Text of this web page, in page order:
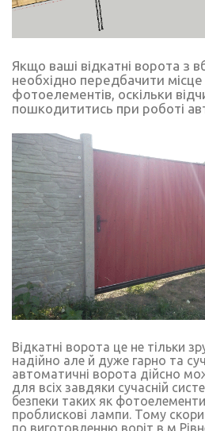
Якщо ваші відкатні ворота з
необхідно передбачити
фотоелементів, оскільки
пошкодититись при роботі
Відкатні ворота це не тільки
надійно але й дуже гарно та
автоматичні ворота дійсно
для всіх завдяки сучасній
безпеки таких як
проблискові лампи. Тому
по виготовленню воріт в м